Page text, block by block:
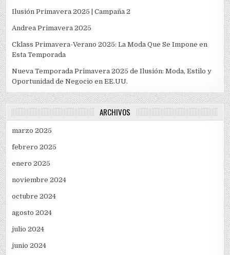
Ilusión Primavera 2025 | Campaña 2
Andrea Primavera 2025
Cklass Primavera-Verano 2025: La Moda Que Se Impone en
Esta Temporada
Nueva Temporada Primavera 2025 de Ilusión: Moda, Estilo y
Oportunidad de Negocio en EE.UU.
ARCHIVOS
marzo 2025
febrero 2025
enero 2025
noviembre 2024
octubre 2024
agosto 2024
julio 2024
junio 2024